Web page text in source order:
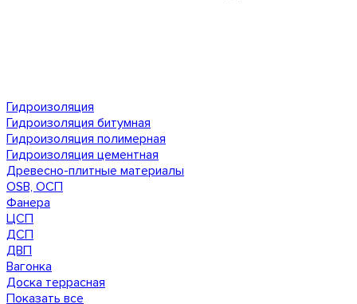
Гидроизоляция
Гидроизоляция битумная
Гидроизоляция полимерная
Гидроизоляция цементная
Древесно-плитные материалы
OSB, ОСП
Фанера
ЦСП
ДСП
ДВП
Вагонка
Доска террасная
Показать все